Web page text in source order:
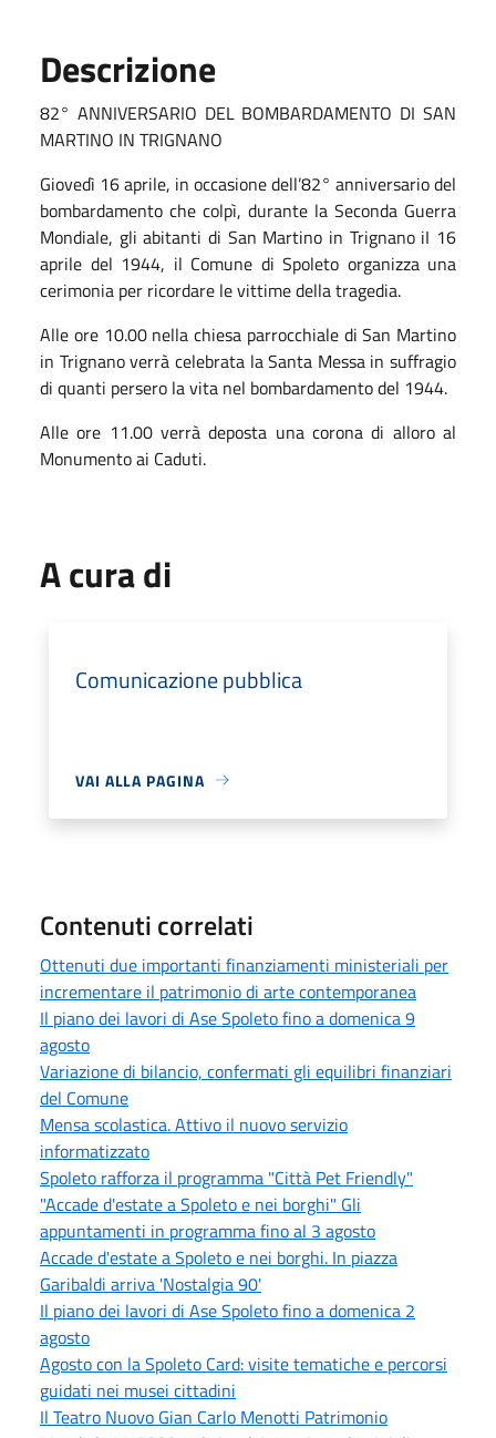
Descrizione
82° ANNIVERSARIO DEL BOMBARDAMENTO DI SAN
MARTINO IN TRIGNANO
Giovedì 16 aprile, in occasione dell’82° anniversario del
bombardamento che colpì, durante la Seconda Guerra
Mondiale, gli abitanti di San Martino in Trignano iI 16
aprile del 1944, il Comune di Spoleto organizza una
cerimonia per ricordare le vittime della tragedia.
Alle ore 10.00 nella chiesa parrocchiale di San Martino
in Trignano verrà celebrata la Santa Messa in suffragio
di quanti persero la vita nel bombardamento del 1944.
Alle ore 11.00 verrà deposta una corona di alloro al
Monumento ai Caduti.
A cura di
Comunicazione pubblica
VAI ALLA PAGINA
Contenuti correlati
Ottenuti due importanti finanziamenti ministeriali per
incrementare il patrimonio di arte contemporanea
Il piano dei lavori di Ase Spoleto fino a domenica 9
agosto
Variazione di bilancio, confermati gli equilibri finanziari
del Comune
Mensa scolastica. Attivo il nuovo servizio
informatizzato
Spoleto rafforza il programma "Città Pet Friendly"
"Accade d'estate a Spoleto e nei borghi" Gli
appuntamenti in programma fino al 3 agosto
Accade d'estate a Spoleto e nei borghi. In piazza
Garibaldi arriva 'Nostalgia 90'
Il piano dei lavori di Ase Spoleto fino a domenica 2
agosto
Agosto con la Spoleto Card: visite tematiche e percorsi
guidati nei musei cittadini
Il Teatro Nuovo Gian Carlo Menotti Patrimonio